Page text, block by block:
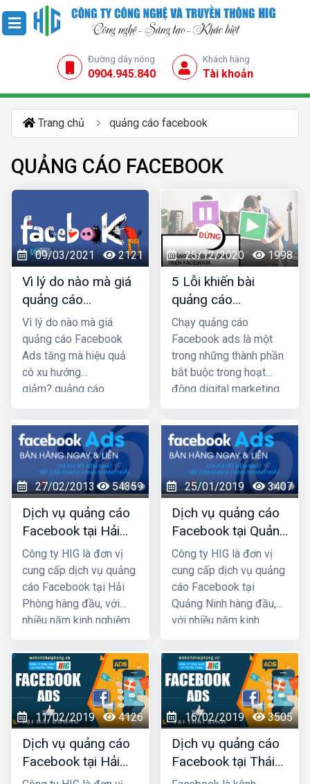
Đường dây nóng
0904.945.840
Khách hàng
Tài khoản
Trang chủ quảng cáo facebook
QUẢNG CÁO FACEBOOK
09/03/2021 2121
Vì lý do nào mà giá
quảng cáo
Facebook Ads tăng
mà hiệu quả có xu
hướng giảm?
Vì lý do nào mà giá
quảng cáo Facebook
Ads tăng mà hiệu quả
có xu hướng
giảm? quảng cáo
hiệu quả, tiếp cận được
nhiều khách hàng tiềm
năng nhất không phải ai
cũng biết. Hãy cùng
công ty quảng cáo
facebook hải phòng
giúp bạn giải quyết
những vấn đề trên nhé.
25/12/2020 1998
5 Lỗi khiến bài
quảng cáo
facebook của bạn
bị buộc dừng
Chạy quảng cáo
Facebook ads là một
trong những thành phần
bắt buộc trong hoạt
động digital marketing
hiệu quả đo lường đáng
kể. Thế nhưng, nhiều
bài chạy quảng cáo
Facebook ads đã bị
facebook chối từ
27/02/2013 54359
Dịch vụ quảng cáo
Facebook tại Hải
Phòng
Công ty HIG là đơn vị
cung cấp dịch vụ quảng
cáo Facebook tại Hải
Phòng hàng đầu, với
nhiều năm kinh nghiệm
hàng trăm khách hàng
lớn nhỏ ở Hải Phòng và
các tỉnh Miền Bắc,
chúng tôi chắc chắn sẽ
giúp quý khách phát
triển kinh doanh nhanh
chóng.
25/01/2019 3407
Dịch vụ quảng cáo
Facebook tại Quảng
Ninh giá rẻ, uy tín
nhất
Công ty HIG là đơn vị
cung cấp dịch vụ quảng
cáo Facebook tại
Quảng Ninh hàng đầu,
với nhiều năm kinh
cho hàng trăm khách
hàng lớn nhỏ ở Quảng
Ninh và toàn quốc Việt
Nam, chúng tôi chắc
chắn sẽ giúp quý khách
phát triển kinh doanh
nhanh chóng.
11/02/2019 4126
Dịch vụ quảng cáo
Facebook tại Hải
Dương giá rẻ, uy tín
16/02/2019 3505
Dịch vụ quảng cáo
Facebook tại Thái
Bình giá rẻ, uy tín